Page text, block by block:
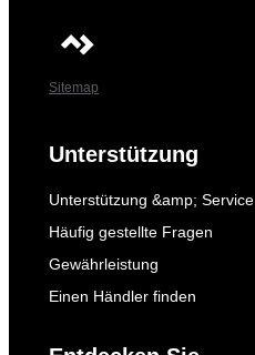
Sitemap
Unterstützung
Unterstützung &amp; Service
Häufig gestellte Fragen
Gewährleistung
Einen Händler finden